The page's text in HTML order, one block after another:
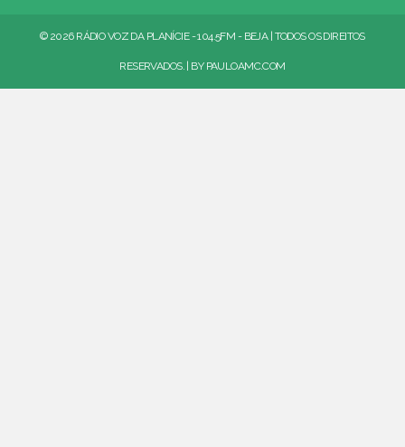
© 2026 RÁDIO VOZ DA PLANÍCIE - 104.5FM - BEJA | TODOS OS DIREITOS
RESERVADOS. | BY PAULOAMC.COM